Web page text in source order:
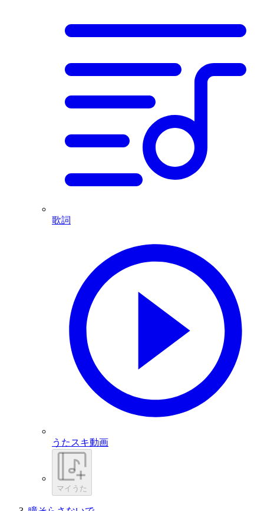
歌詞
うたスキ動画
マイうた